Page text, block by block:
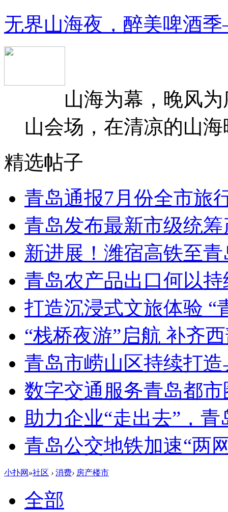
无界山海夜，醉美啤酒
山海为幕，晚风为
山会场，在清凉的山
精选帖子
青岛通报7月份全市旅
青岛发布最新市级统
新进展！潍宿高铁至
青岛农产品出口何以持
打造沉浸式文旅体验 “
“栈桥夜游”启航 补齐
青岛市崂山区持续打
数字交通服务青岛都
助力企业“走出去”，
青岛公交地铁加速“两
小扑网 »社区 › 消费› 房产楼市
全部